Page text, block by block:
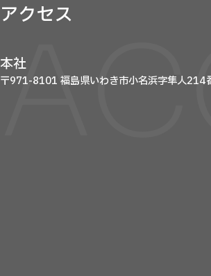
アクセス
本社
〒971-8101 福島県いわき市小名浜字隼人214